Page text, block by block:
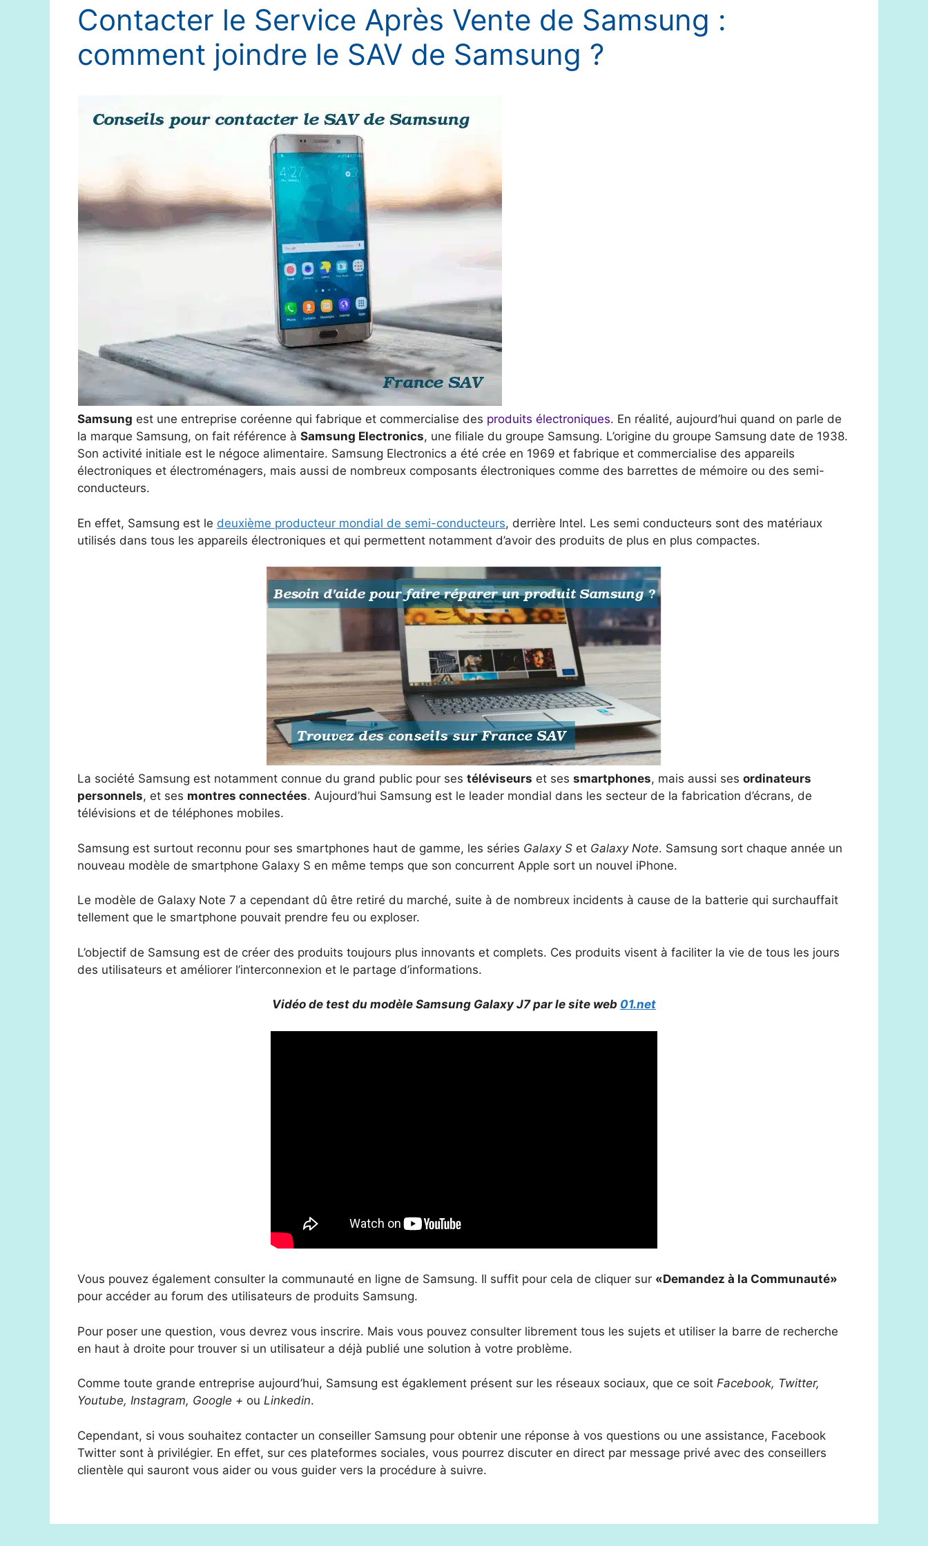
Contacter le Service Après Vente de Samsung :
comment joindre le SAV de Samsung ?
Samsung est une entreprise coréenne qui fabrique et commercialise des produits électroniques. En réalité, aujourd’hui quand on parle de
la marque Samsung, on fait référence à Samsung Electronics, une filiale du groupe Samsung. L’origine du groupe Samsung date de 1938.
Son activité initiale est le négoce alimentaire. Samsung Electronics a été crée en 1969 et fabrique et commercialise des appareils
électroniques et électroménagers, mais aussi de nombreux composants électroniques comme des barrettes de mémoire ou des semi-
conducteurs.
En effet, Samsung est le deuxième producteur mondial de semi-conducteurs, derrière Intel. Les semi conducteurs sont des matériaux
utilisés dans tous les appareils électroniques et qui permettent notamment d’avoir des produits de plus en plus compactes.
La société Samsung est notamment connue du grand public pour ses téléviseurs et ses smartphones, mais aussi ses ordinateurs
personnels, et ses montres connectées. Aujourd’hui Samsung est le leader mondial dans les secteur de la fabrication d’écrans, de
télévisions et de téléphones mobiles.
Samsung est surtout reconnu pour ses smartphones haut de gamme, les séries Galaxy S et Galaxy Note. Samsung sort chaque année un
nouveau modèle de smartphone Galaxy S en même temps que son concurrent Apple sort un nouvel iPhone.
Le modèle de Galaxy Note 7 a cependant dû être retiré du marché, suite à de nombreux incidents à cause de la batterie qui surchauffait
tellement que le smartphone pouvait prendre feu ou exploser.
L’objectif de Samsung est de créer des produits toujours plus innovants et complets. Ces produits visent à faciliter la vie de tous les jours
des utilisateurs et améliorer l’interconnexion et le partage d’informations.
Vidéo de test du modèle Samsung Galaxy J7 par le site web 01.net
Vous pouvez également consulter la communauté en ligne de Samsung. Il suffit pour cela de cliquer sur «Demandez à la Communauté»
pour accéder au forum des utilisateurs de produits Samsung.
Pour poser une question, vous devrez vous inscrire. Mais vous pouvez consulter librement tous les sujets et utiliser la barre de recherche
en haut à droite pour trouver si un utilisateur a déjà publié une solution à votre problème.
Comme toute grande entreprise aujourd’hui, Samsung est égaklement présent sur les réseaux sociaux, que ce soit Facebook, Twitter,
Youtube, Instagram, Google + ou Linkedin.
Cependant, si vous souhaitez contacter un conseiller Samsung pour obtenir une réponse à vos questions ou une assistance, Facebook
Twitter sont à privilégier. En effet, sur ces plateformes sociales, vous pourrez discuter en direct par message privé avec des conseillers
clientèle qui sauront vous aider ou vous guider vers la procédure à suivre.